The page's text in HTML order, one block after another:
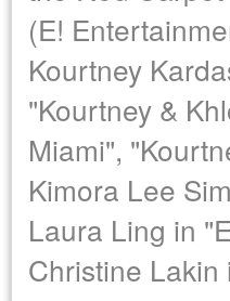
(E!
Kourtney
"Kourtney &
Miami",
Kimora Lee
Laura Ling in
Christine Lakin